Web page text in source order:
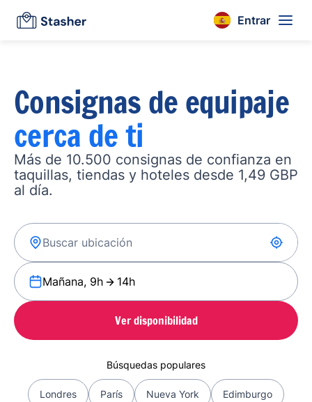
Entrar
Consignas de equipaje
cerca de ti
Más de 10.500 consignas de confianza en
taquillas, tiendas y hoteles desde 1,49 GBP
al día.
Mañana, 9h 14h
Ver disponibilidad
Búsquedas populares
Londres París Nueva York Edimburgo